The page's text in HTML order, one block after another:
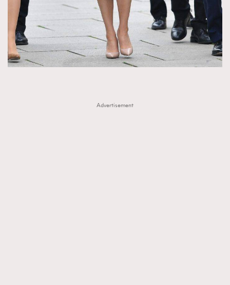
Advertisement